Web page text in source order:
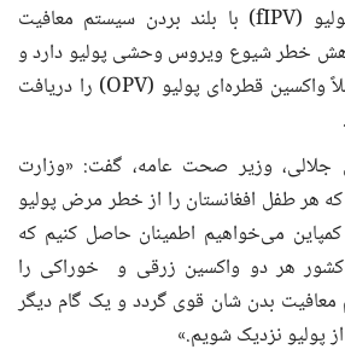
واکسین جزوی زرقی پولیو (fIPV) با بلند بردن سیستم معافیت
خطر شیوع ویروس وحشی پولیو دارد و
معافیت اطفالی را که قبلاً واکسین قطره‌ای پولیو (OPV) را دریافت
جلالی، وزیر صحت عامه، گفت: «وزارت
هر طفل افغانستان را از خطر مرض پولیو
می‌خواهیم اطمینان حاصل کنیم که
هر دو واکسین زرقی و خوراکی را
معافیت بدن شان قوی گردد و یک گام دیگر
پولیو نزدیک شویم.»